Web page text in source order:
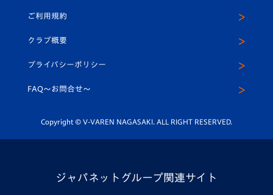
平和祈念活動
ホームタウン活動
スクール
ヴィヴィくんインスタグラム
公式LINE＠
ご利用規約
クラブ概要
プライバシーポリシー
FAQ〜お問合せ〜
Copyright © V-VAREN NAGASAKI. ALL RIGHT RESERVED.
ジャパネットグループ関連サイト